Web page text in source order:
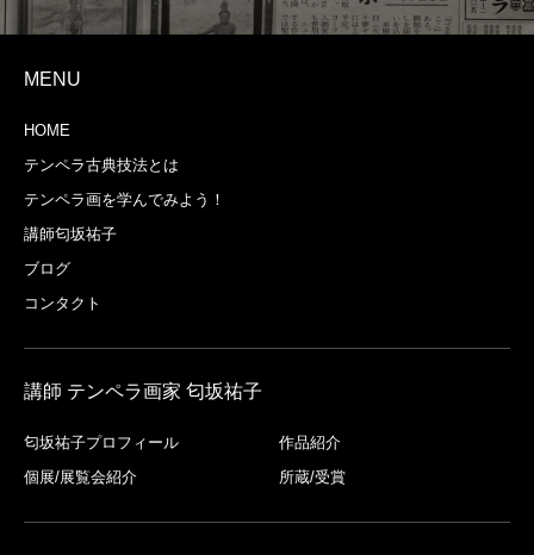
MENU
HOME
テンペラ古典技法とは
テンペラ画を学んでみよう！
講師匂坂祐子
ブログ
コンタクト
講師 テンペラ画家 匂坂祐子
匂坂祐子プロフィール
作品紹介
個展/展覧会紹介
所蔵/受賞